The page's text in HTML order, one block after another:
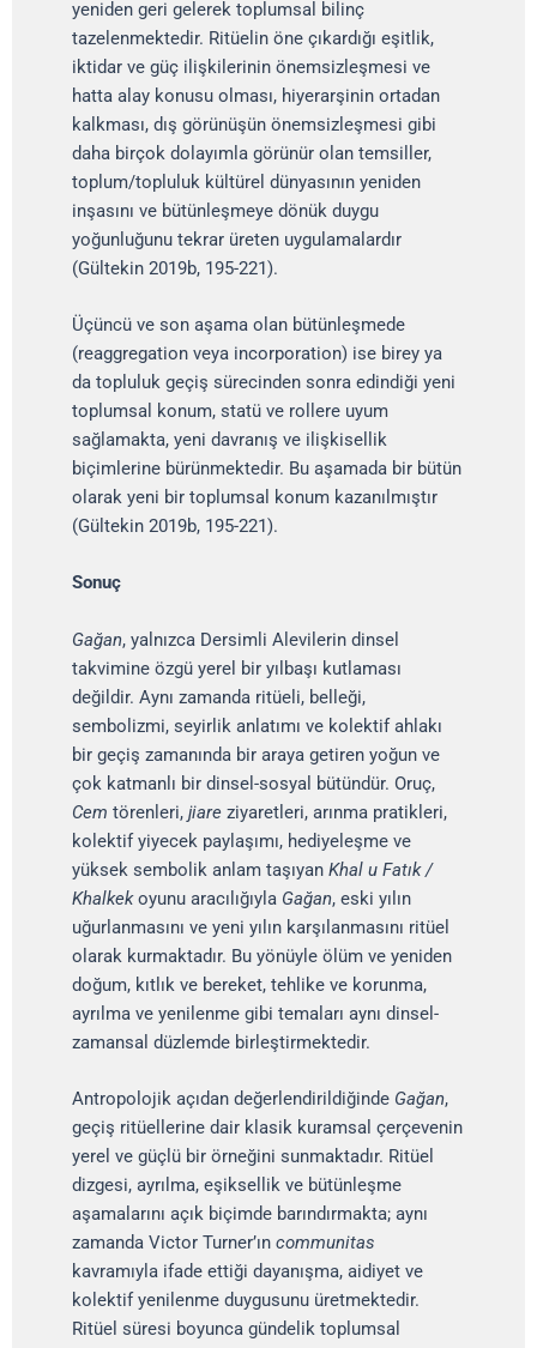
yeniden geri gelerek toplumsal bilinç
tazelenmektedir. Ritüelin öne çıkardığı eşitlik,
iktidar ve güç ilişkilerinin önemsizleşmesi ve
hatta alay konusu olması, hiyerarşinin ortadan
kalkması, dış görünüşün önemsizleşmesi gibi
daha birçok dolayımla görünür olan temsiller,
toplum/topluluk kültürel dünyasının yeniden
inşasını ve bütünleşmeye dönük duygu
yoğunluğunu tekrar üreten uygulamalardır
(Gültekin 2019b, 195-221).
Üçüncü ve son aşama olan bütünleşmede
(reaggregation veya incorporation) ise birey ya
da topluluk geçiş sürecinden sonra edindiği yeni
toplumsal konum, statü ve rollere uyum
sağlamakta, yeni davranış ve ilişkisellik
biçimlerine bürünmektedir. Bu aşamada bir bütün
olarak yeni bir toplumsal konum kazanılmıştır
(Gültekin 2019b, 195-221).
Sonuç
Gağan, yalnızca Dersimli Alevilerin dinsel
takvimine özgü yerel bir yılbaşı kutlaması
değildir. Aynı zamanda ritüeli, belleği,
sembolizmi, seyirlik anlatımı ve kolektif ahlakı
bir geçiş zamanında bir araya getiren yoğun ve
çok katmanlı bir dinsel-sosyal bütündür. Oruç,
Cem törenleri, jiare ziyaretleri, arınma pratikleri,
kolektif yiyecek paylaşımı, hediyeleşme ve
yüksek sembolik anlam taşıyan Khal u Fatık /
Khalkekoyunu aracılığıyla Gağan, eski yılın
uğurlanmasını ve yeni yılın karşılanmasını ritüel
olarak kurmaktadır. Bu yönüyle ölüm ve yeniden
doğum, kıtlık ve bereket, tehlike ve korunma,
ayrılma ve yenilenme gibi temaları aynı dinsel-
zamansal düzlemde birleştirmektedir.
Antropolojik açıdan değerlendirildiğinde Gağan,
geçiş ritüellerine dair klasik kuramsal çerçevenin
yerel ve güçlü bir örneğini sunmaktadır. Ritüel
dizgesi, ayrılma, eşiksellik ve bütünleşme
aşamalarını açık biçimde barındırmakta; aynı
zamanda Victor Turner’ın communitas
kavramıyla ifade ettiği dayanışma, aidiyet ve
kolektif yenilenme duygusunu üretmektedir.
Ritüel süresi boyunca gündelik toplumsal